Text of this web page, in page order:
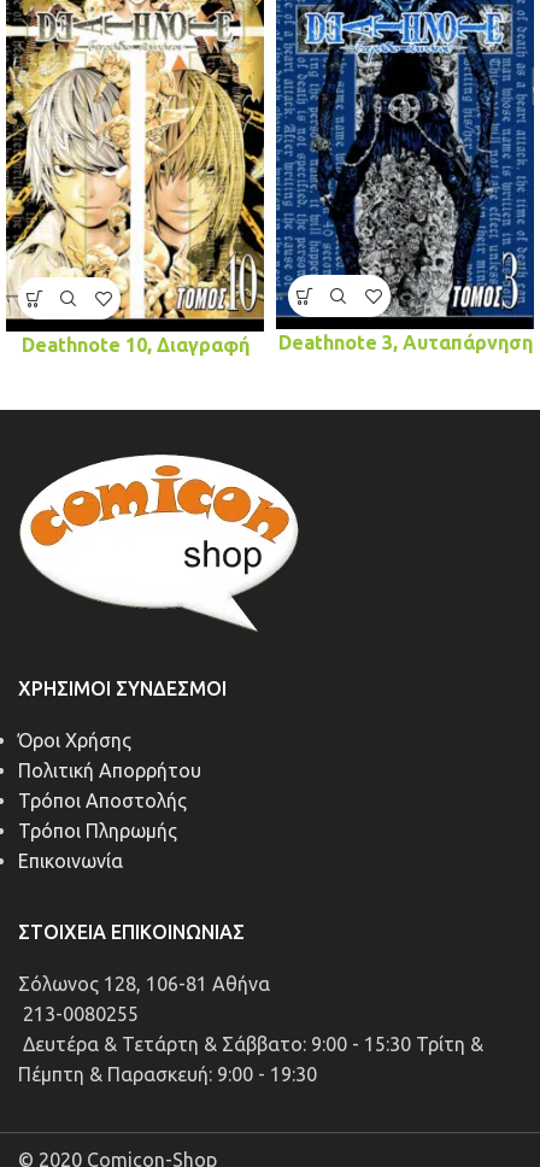
Deathnote 10, Διαγραφή Deathnote 3, Αυταπάρνηση
ΧΡΉΣΙΜΟΙ ΣΎΝΔΕΣΜΟΙ
Όροι Χρήσης
Πολιτική Απορρήτου
Τρόποι Αποστολής
Τρόποι Πληρωμής
Επικοινωνία
ΣΤΟΙΧΕΊΑ ΕΠΙΚΟΙΝΩΝΊΑΣ
Σόλωνος 128, 106-81 Αθήνα
213-0080255
Δευτέρα & Τετάρτη & Σάββατο: 9:00 - 15:30 Τρίτη &
Πέμπτη & Παρασκευή: 9:00 - 19:30
© 2020 Comicon-Shop